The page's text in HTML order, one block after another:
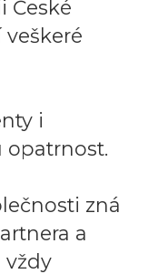
České
i
opatrnost.
zná
a